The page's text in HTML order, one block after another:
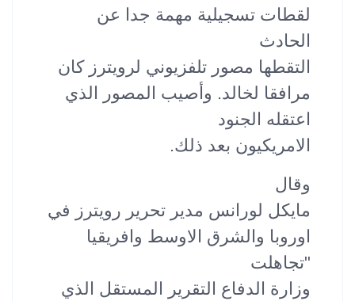
لقطات تسجيلية مهمة جدا عن
الحادث
التقطها مصور تلفزيوني لرويترز كان
مرافقا لخالد. وأصيب المصور الذي
اعتقله الجنود
الامريكيون بعد ذلك.
وقال
مايكل لورانس مدير تحرير رويترز في
اوروبا والشرق الاوسط وافريقيا
"تجاهلت
وزارة الدفاع التقرير المستقل الذي